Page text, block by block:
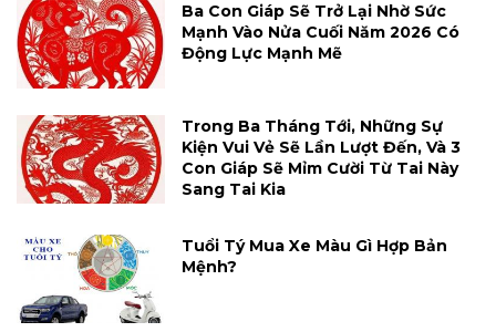
Ba Con Giáp Sẽ Trở Lại Nhờ Sức
Mạnh Vào Nửa Cuối Năm 2026 Có
Động Lực Mạnh Mẽ
Trong Ba Tháng Tới, Những Sự
Kiện Vui Vẻ Sẽ Lần Lượt Đến, Và 3
Con Giáp Sẽ Mỉm Cười Từ Tai Này
Sang Tai Kia
Tuổi Tý Mua Xe Màu Gì Hợp Bản
Mệnh?